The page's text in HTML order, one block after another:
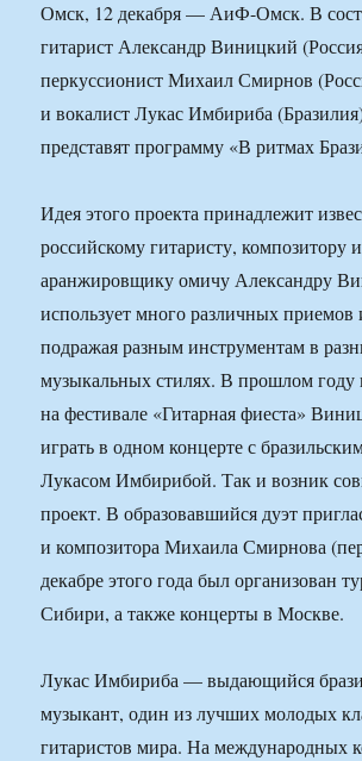
Омск, 12 декабря — АиФ-Омск. В
гитарист Александр Виницкий
перкуссионист Михаил Смирнов
и вокалист Лукас Имбириба
представят программу «В ритмах
Идея этого проекта принадлежит
российскому гитаристу, композитору и
аранжировщику омичу Александру
использует много различных приемов
подражая разным инструментам в
музыкальных стилях. В прошлом году
на фестивале «Гитарная фиеста»
играть в одном концерте с
Лукасом Имбирибой. Так и возник
проект. В образовавшийся дуэт
и композитора Михаила Смирнова
декабре этого года был организован
Сибири, а также концерты в Москве.
Лукас Имбириба — выдающийся
музыкант, один из лучших молодых
гитаристов мира. На международных